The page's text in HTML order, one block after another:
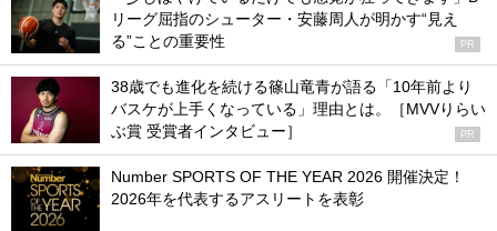
リーグ屈指のシューター・安藤周人が明かす“見え
る”ことの重要性
PR
38歳でも進化を続ける篠山竜青が語る「10年前より
バスケが上手くなっている」理由とは。［MVVりらい
ぶ賞 受賞者インタビュー］
PR
Number SPORTS OF THE YEAR 2026 開催決定！
2026年を代表するアスリートを表彰